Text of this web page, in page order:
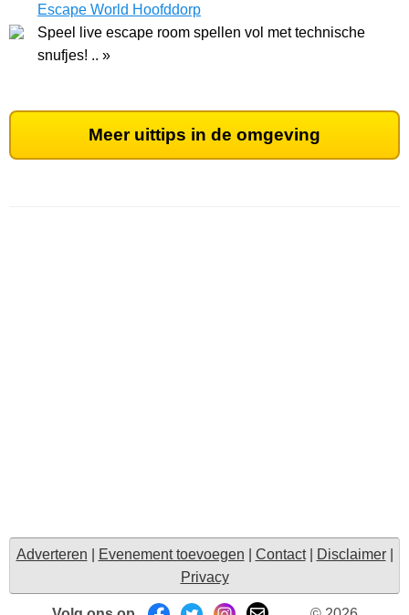
Escape World Hoofddorp
Speel live escape room spellen vol met technische
snufjes! .. »
Meer uittips in de omgeving
Adverteren Evenement toevoegen Contact| Disclaimer|
Privacy